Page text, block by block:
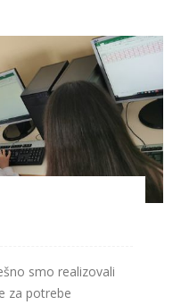
smo realizovali
za potrebe